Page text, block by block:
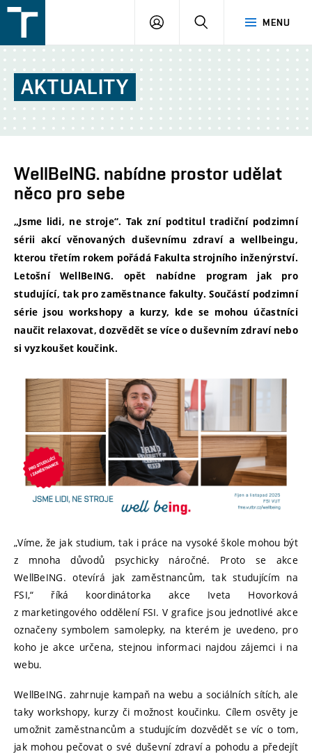
v
Brně
MENU
PŘIHLÁŠENÍ
AKTUALITY
WellBeING. nabídne prostor udělat
něco pro sebe
„Jsme lidi, ne stroje“. Tak zní podtitul tradiční podzimní
sérii akcí věnovaných duševnímu zdraví a wellbeingu,
kterou třetím rokem pořádá Fakulta strojního inženýrství.
Letošní WellBeING. opět nabídne program jak pro
studující, tak pro zaměstnance fakulty. Součástí podzimní
série jsou workshopy a kurzy, kde se mohou účastníci
naučit relaxovat, dozvědět se více o duševním zdraví nebo
si vyzkoušet koučink.
„Víme, že jak studium, tak i práce na vysoké škole mohou být
z mnoha důvodů psychicky náročné. Proto se akce
WellBeING. otevírá jak zaměstnancům, tak studujícím na
FSI,“ říká koordinátorka akce Iveta Hovorková
z marketingového oddělení FSI. V grafice jsou jednotlivé akce
označeny symbolem samolepky, na kterém je uvedeno, pro
koho je akce určena, stejnou informaci najdou zájemci i na
webu.
WellBeING. zahrnuje kampaň na webu a sociálních sítích, ale
taky workshopy, kurzy či možnost koučinku. Cílem osvěty je
umožnit zaměstnancům a studujícím dozvědět se víc o tom,
jak mohou pečovat o své duševní zdraví a pohodu a předejít